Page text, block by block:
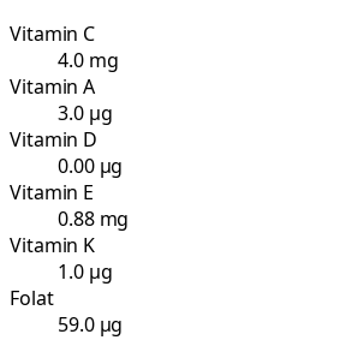
Vitamin C
4.0 mg
Vitamin A
3.0 µg
Vitamin D
0.00 µg
Vitamin E
0.88 mg
Vitamin K
1.0 µg
Folat
59.0 µg